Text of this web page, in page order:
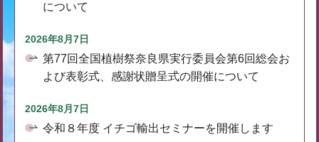
について
2026年8月7日
第77回全国植樹祭奈良県実行委員会第6回総会お
よび表彰式、感謝状贈呈式の開催について
2026年8月7日
令和８年度 イチゴ輸出セミナーを開催します